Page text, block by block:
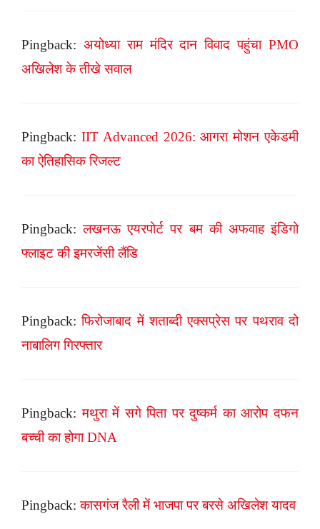
Pingback: अयोध्या राम मंदिर दान विवाद पहुंचा PMO
अखिलेश के तीखे सवाल
Pingback: IIT Advanced 2026: आगरा मोशन एकेडमी
का ऐतिहासिक रिजल्ट
Pingback:लखनऊ एयरपोर्ट पर बम की अफवाह इंडिगो
फ्लाइट की इमरजेंसी लैंडि
Pingback:फिरोजाबाद में शताब्दी एक्सप्रेस पर पथराव दो
नाबालिग गिरफ्तार
Pingback:मथुरा में सगे पिता पर दुष्कर्म का आरोप दफन
बच्ची का होगा DNA
Pingback:कासगंज रैली में भाजपा पर बरसे अखिलेश यादव